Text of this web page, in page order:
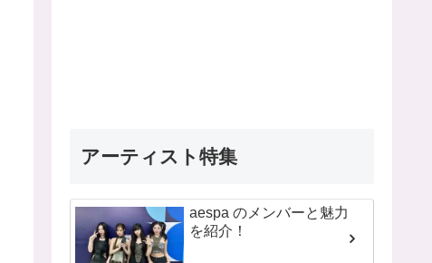
アーティスト特集
aespa のメンバーと魅力
を紹介！